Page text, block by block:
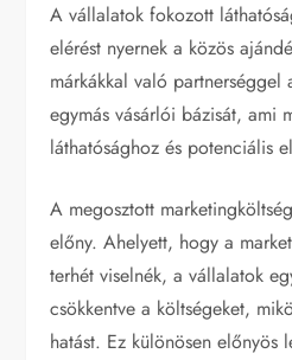
A vállalatok fokozott
elérést nyernek a közös
márkákkal való partnerséggel
egymás vásárlói bázisát, ami
láthatósághoz és potenciális
A megosztott
előny. Ahelyett, hogy a
terhét viselnék, a vállalatok
csökkentve a költségeket,
hatást. Ez különösen előnyös